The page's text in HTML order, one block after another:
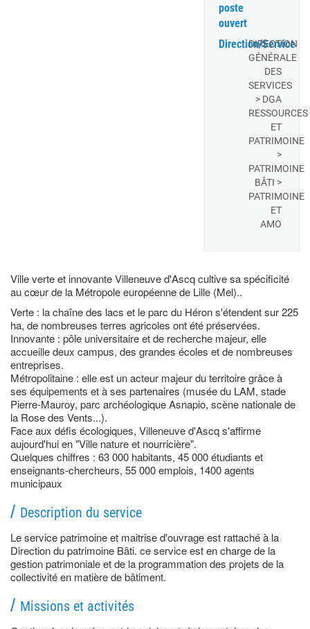
poste
ouvert
Direction/Service
DIRECTION
GÉNÉRALE
DES
SERVICES
> DGA
RESSOURCES
ET
PATRIMOINE
>
PATRIMOINE
BÂTI >
PATRIMOINE
ET
AMO
Ville verte et innovante Villeneuve d'Ascq cultive sa spécificité
au cœur de la Métropole européenne de Lille (Mel)..
Verte : la chaîne des lacs et le parc du Héron s'étendent sur 225
ha, de nombreuses terres agricoles ont été préservées.
Innovante : pôle universitaire et de recherche majeur, elle
accueille deux campus, des grandes écoles et de nombreuses
entreprises.
Métropolitaine : elle est un acteur majeur du territoire grâce à
ses équipements et à ses partenaires (musée du LAM, stade
Pierre-Mauroy, parc archéologique Asnapio, scène nationale de
la Rose des Vents...).
Face aux défis écologiques, Villeneuve d'Ascq s'affirme
aujourd'hui en "Ville nature et nourricière".
Quelques chiffres : 63 000 habitants, 45 000 étudiants et
enseignants-chercheurs, 55 000 emplois, 1400 agents
municipaux
Description du service
Le service patrimoine et maitrise d'ouvrage est rattaché à la
Direction du patrimoine Bâti. ce service est en charge de la
gestion patrimoniale et de la programmation des projets de la
collectivité en matière de bâtiment.
Missions et activités